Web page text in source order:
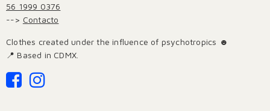
56 1999 0376
--> Contacto
Clothes created under the influence of psychotropics ☻
📍 Based in CDMX.